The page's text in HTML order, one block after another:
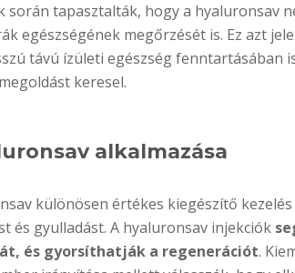
során tapasztalták, hogy a hyaluronsav
egészségének megőrzését is. Ez azt
távú ízületi egészség fenntartásában
keresel.
alkalmazása
különösen értékes kiegészítő
és gyulladást. A hyaluronsav injekciók
és gyorsíthatják a regenerációt.